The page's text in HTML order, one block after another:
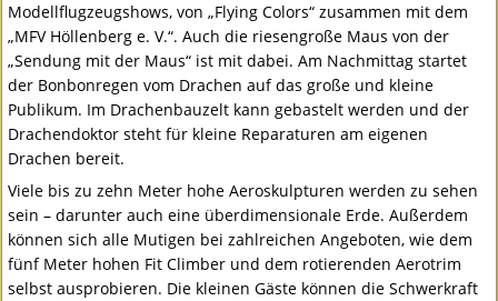
Modellflugzeugshows, von „Flying Colors“ zusammen mit dem
„MFV Höllenberg e. V.“. Auch die riesengroße Maus von der
„Sendung mit der Maus“ ist mit dabei. Am Nachmittag startet
der Bonbonregen vom Drachen auf das große und kleine
Publikum. Im Drachenbauzelt kann gebastelt werden und der
Drachendoktor steht für kleine Reparaturen am eigenen
Drachen bereit.
Viele bis zu zehn Meter hohe Aeroskulpturen werden zu sehen
sein – darunter auch eine überdimensionale Erde. Außerdem
können sich alle Mutigen bei zahlreichen Angeboten, wie dem
fünf Meter hohen Fit Climber und dem rotierenden Aerotrim
selbst ausprobieren. Die kleinen Gäste können die Schwerkraft